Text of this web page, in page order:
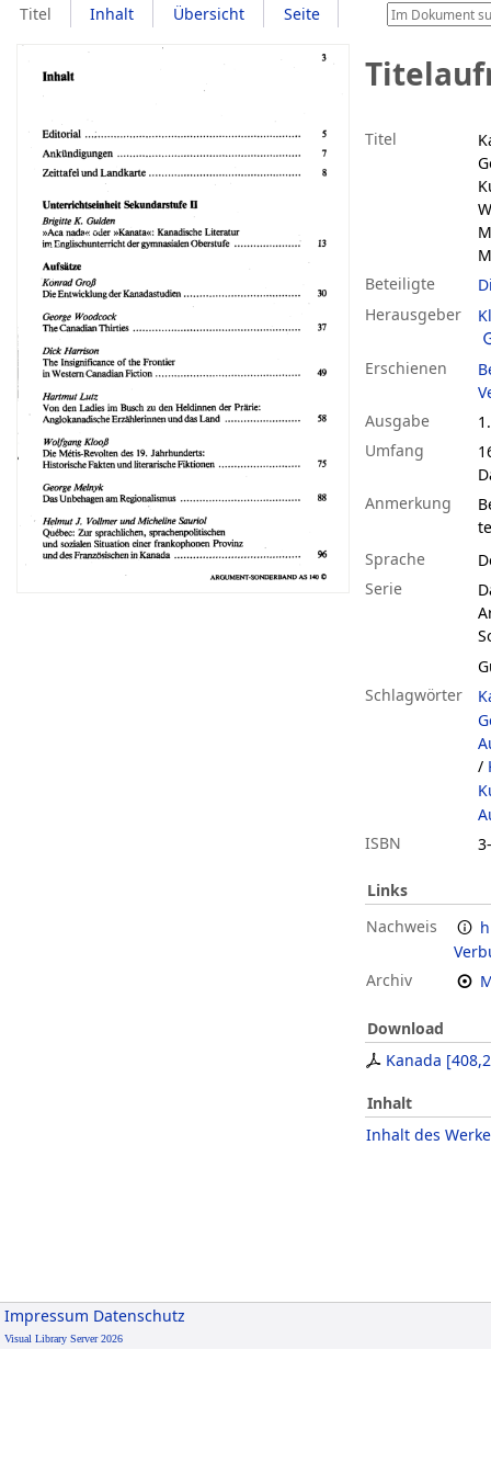
Titel Inhalt Übersicht Seite
Titel
Beteiligte
Herausgeber
Erschienen
Ausgabe
Umfang
Anmerkung
Sprache
Serie
Schlagwörter
/
ISBN
Links
Nachweis
Archiv
Download
Kanada [
Inhalt
Inhalt des
Impressum Datenschutz
Visual Library Server 2026